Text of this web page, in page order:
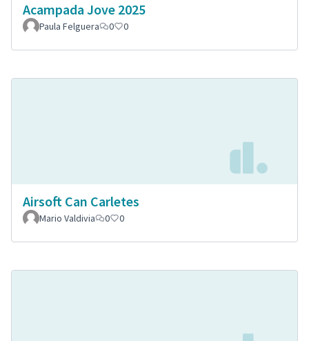
Acampada Jove 2025
Paula Felguera 0 0
Airsoft Can Carletes
Mario Valdivia 0 0